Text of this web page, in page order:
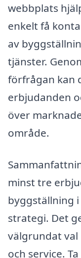
webbplats
enkelt få
av
tjänster.
förfrågan kan
erbjudanden
över
område.
minst tre
byggställning
strategi. Det
välgrundat val
och service.